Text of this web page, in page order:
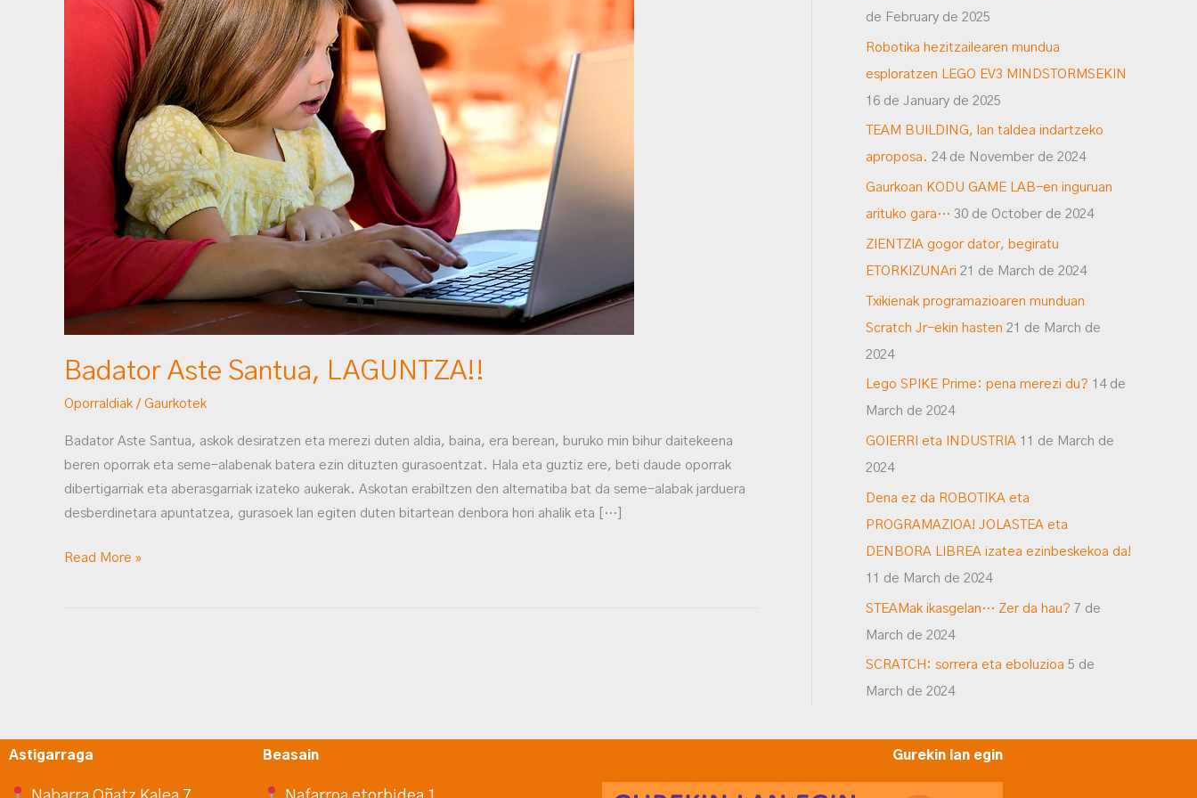
Badator Aste Santua, LAGUNTZA!!
Oporraldiak / Gaurkotek
Badator Aste Santua, askok desiratzen eta merezi duten aldia, baina, era berean, buruko min bihur daitekeena
beren oporrak eta seme-alabenak batera ezin dituzten gurasoentzat. Hala eta guztiz ere, beti daude oporrak
dibertigarriak eta aberasgarriak izateko aukerak. Askotan erabiltzen den alternatiba bat da seme-alabak jarduera
desberdinetara apuntatzea, gurasoek lan egiten duten bitartean denbora hori ahalik eta […]
Santua,
LAGUNTZA!!
Read More »
de February de 2025
Robotika hezitzailearen mundua
esploratzen LEGO EV3 MINDSTORMSEKIN
16 de January de 2025
TEAM BUILDING, lan taldea indartzeko
aproposa. 24 de November de 2024
Gaurkoan KODU GAME LAB-en inguruan
arituko gara… 30 de October de 2024
ZIENTZIA gogor dator, begiratu
ETORKIZUNAri 21 de March de 2024
Txikienak programazioaren munduan
Scratch Jr-ekin hasten 21 de March de
2024
Lego SPIKE Prime: pena merezi du? 14 de
March de 2024
GOIERRI eta INDUSTRIA 11 de March de
2024
Dena ez da ROBOTIKA eta
PROGRAMAZIOA! JOLASTEA eta
DENBORA LIBREA izatea ezinbeskekoa da!
11 de March de 2024
STEAMak ikasgelan… Zer da hau? 7 de
March de 2024
SCRATCH: sorrera eta eboluzioa 5 de
March de 2024
Astigarraga Beasain Gurekin lan egin